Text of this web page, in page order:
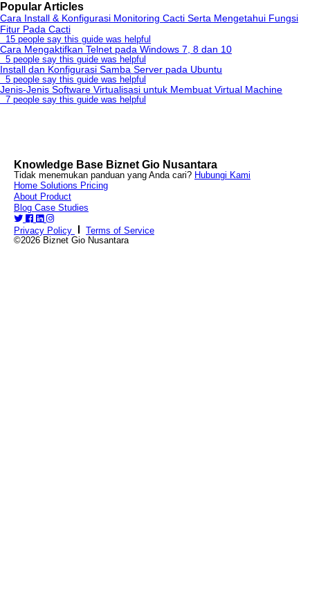
Popular Articles
Cara Install & Konfigurasi Monitoring Cacti Serta Mengetahui Fungsi
Fitur Pada Cacti
15 people say this guide was helpful
Cara Mengaktifkan Telnet pada Windows 7, 8 dan 10
5 people say this guide was helpful
Install dan Konfigurasi Samba Server pada Ubuntu
5 people say this guide was helpful
Jenis-Jenis Software Virtualisasi untuk Membuat Virtual Machine
7 people say this guide was helpful
Knowledge Base Biznet Gio Nusantara
Tidak menemukan panduan yang Anda cari? Hubungi Kami
Home Solutions Pricing
About Product
Blog Case Studies
Privacy Policy
Terms of Service
©2026 Biznet Gio Nusantara